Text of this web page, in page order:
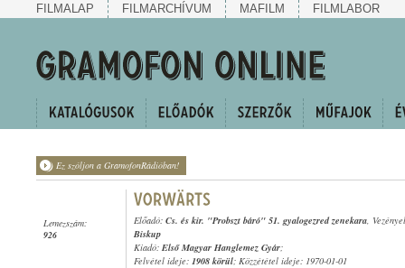
FILMALAP FILMARCHÍVUM MAFILM FILMLABOR
Ez szóljon a GramofonRádióban!
Lemezszám:
926
Előadó: Cs. és kir. "Probszt báró" 51. gyalogezred zenekara,
Biskup
Kiadó: Első Magyar Hanglemez Gyár;
Felvétel ideje: 1908 körül; Közzététel ideje: 1970-01-01